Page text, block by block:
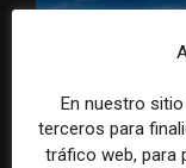
Radio Televisión
establece un
En nuestro
terceros para
tráfico web, para